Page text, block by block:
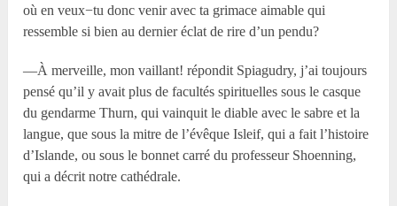
où en veux−tu donc venir avec ta grimace aimable qui
ressemble si bien au dernier éclat de rire d’un pendu?
—À merveille, mon vaillant! répondit Spiagudry, j’ai toujours
pensé qu’il y avait plus de facultés spirituelles sous le casque
du gendarme Thurn, qui vainquit le diable avec le sabre et la
langue, que sous la mitre de l’évêque Isleif, qui a fait l’histoire
d’Islande, ou sous le bonnet carré du professeur Shoenning,
qui a décrit notre cathédrale.